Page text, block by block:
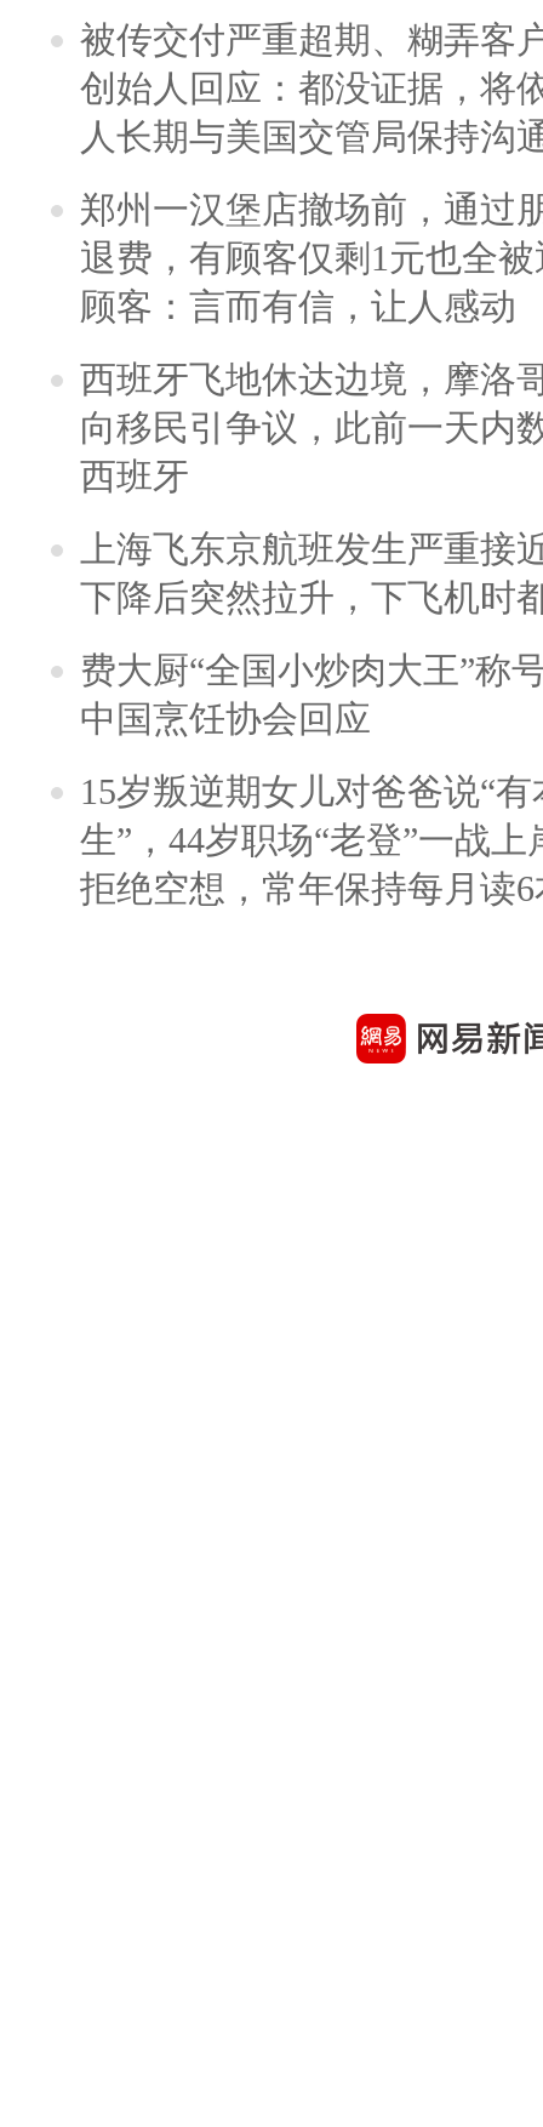
被传交付严重超期、糊弄客
创始人回应：都没证据，将
人长期与美国交管局保持沟
郑州一汉堡店撤场前，通过
退费，有顾客仅剩1元也全
顾客：言而有信，让人感动
西班牙飞地休达边境，摩洛
向移民引争议，此前一天内
西班牙
上海飞东京航班发生严重接
下降后突然拉升，下飞机时
费大厨“全国小炒肉大王”称
中国烹饪协会回应
15岁叛逆期女儿对爸爸说“
生”，44岁职场“老登”一战上
拒绝空想，常年保持每月读